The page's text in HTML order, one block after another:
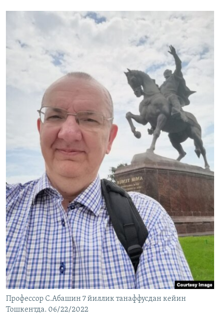
Профессор С.Абашин 7 йиллик танаффусдан кейин
Тошкентда. 06/22/2022